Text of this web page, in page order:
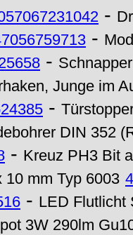
-
-
-
Junge im
-
DIN 352
- Kreuz PH3 Bit
10 mm Typ 6003
- LED Flutlicht
3W 290lm